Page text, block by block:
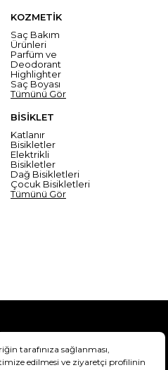
KOZMETİK
Saç Bakım
Ürünleri
Parfüm ve
Deodorant
Highlighter
Saç Boyası
Tümünü Gör
BİSİKLET
Katlanır
Bisikletler
Elektrikli
Bisikletler
Dağ Bisikletleri
Çocuk Bisikletleri
Tümünü Gör
Teslimat Bilgisi